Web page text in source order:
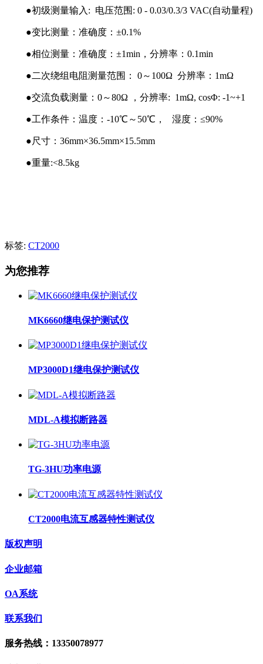
●初级测量输入: 电压范围: 0 - 0.03/0.3/3 VAC(自动量程)
●变比测量：准确度：±0.1%
●相位测量：准确度：±1min，分辨率：0.1min
●二次绕组电阻测量范围： 0～100Ω 分辨率：1mΩ
●交流负载测量：0～80Ω ，分辨率: 1mΩ, cosΦ: -1~+1
●工作条件：温度：-10℃～50℃， 湿度：≤90%
●尺寸：36mm×36.5mm×15.5mm
●重量:<8.5kg
标签: CT2000
为您推荐
MK6660继电保护测试仪
MP3000D1继电保护测试仪
MDL-A模拟断路器
TG-3HU功率电源
CT2000电流互感器特性测试仪
版权声明
企业邮箱
OA系统
联系我们
服务热线：13350078977